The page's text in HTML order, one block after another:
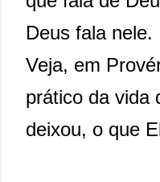
Deus fala nele.
Veja, em
prático da vida
deixou, o que